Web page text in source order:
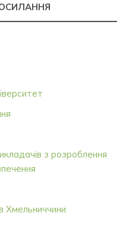
з розроблення
Хмельниччини